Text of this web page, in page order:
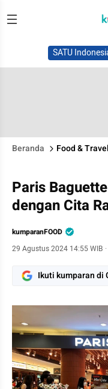
SATU
Beranda Food & Travel
Paris
dengan Cita
kumparanFOOD
29 Agustus 2024 14:55 WIB ·
Ikuti kumparan di